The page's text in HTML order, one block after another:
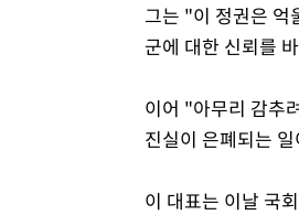
그는 "이 정권은 억
군에 대한 신뢰를
이어 "아무리 감추
진실이 은폐되는
이 대표는 이날 국